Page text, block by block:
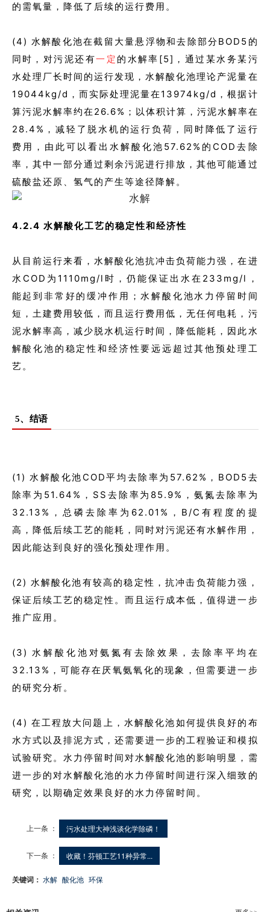
的需氧量，降低了后续的运行费用。
(4) 水解酸化池在截留大量悬浮物和去除部分BOD5的
同时，对污泥还有一定 的水解率[5]，通过某水务某污
水处理厂长时间的运行发现，水解酸化池理论产泥量在
19044kg/d，而实际处理泥量在13974kg/d，根据计
算污泥水解率约在26.6%；以体积计算，污泥水解率在
28.4%，减轻了脱水机的运行负荷，同时降低了运行
费用，由此可以看出水解酸化池57.62%的COD去除
率，其中一部分通过剩余污泥进行排放，其他可能通过
硫酸盐还原、氢气的产生等途径降解。
4.2.4 水解酸化工艺的稳定性和经济性
从目前运行来看，水解酸化池抗冲击负荷能力强，在进
水COD为1110mg/l时，仍能保证出水在233mg/l，
能起到非常好的缓冲作用；水解酸化池水力停留时间
短，土建费用较低，而且运行费用低，无任何电耗，污
泥水解率高，减少脱水机运行时间，降低能耗，因此水
解酸化池的稳定性和经济性要远远超过其他预处理工
艺。
5、结语
(1) 水解酸化池COD平均去除率为57.62%，BOD5去
除率为51.64%，SS去除率为85.9%，氨氮去除率为
32.13%，总磷去除率为62.01%，B/C有程度的提
高，降低后续工艺的能耗，同时对污泥还有水解作用，
因此能达到良好的强化预处理作用。
(2) 水解酸化池有较高的稳定性，抗冲击负荷能力强，
保证后续工艺的稳定性。而且运行成本低，值得进一步
推广应用。
(3) 水解酸化池对氨氮有去除效果，去除率平均在
32.13%，可能存在厌氧氨氧化的现象，但需要进一步
的研究分析。
(4) 在工程放大问题上，水解酸化池如何提供良好的布
水方式以及排泥方式，还需要进一步的工程验证和模拟
试验研究。 水力停留时间对水解酸化池的影响明显，需
进一步的对水解酸化池的水力停留时间进行深入细致的
研究，以期确定效果良好的水力停留时间。
上一条 ： 污水处理大神浅谈化学除磷！
下一条 ： 收藏！芬顿工艺11种异常...
关键词： 水解 酸化池 环保